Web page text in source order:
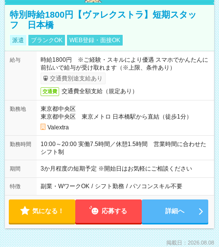
特別時給1800円【ヴァレクストラ】短期スタッ
フ 日本橋
派遣 ブランクOK WEB登録・面接OK
給与
時給1800円 ※ご経験・スキルにより優遇 スマホでかんたんに
前払いで給与が受け取れます（※上限、条件あり）
交通費別途支給あり
交通費 交通費全額支給（規定あり）
勤務地
東京都中央区
東京都中央区 東京メトロ 日本橋駅から直結（徒歩1分）
Valextra
勤務時間
10:00～20:00 実働7.5時間／休憩1.5時間 営業時間に合わせた
シフト制
期間 3か月程度の短期予定 ※開始日はお気軽にご相談ください
特徴 副業・WワークOK / シフト勤務 / パソコンスキル不要
気になる！ 応募する 詳細へ
掲載日：2026.08.08